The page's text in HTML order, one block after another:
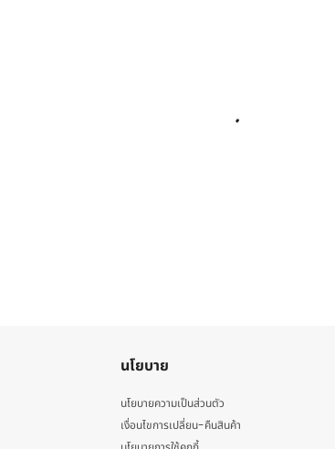
นโยบาย
นโยบายความเป็นส่วนตัว
เงื่อนไขการเปลี่ยน-คืนสินค้า